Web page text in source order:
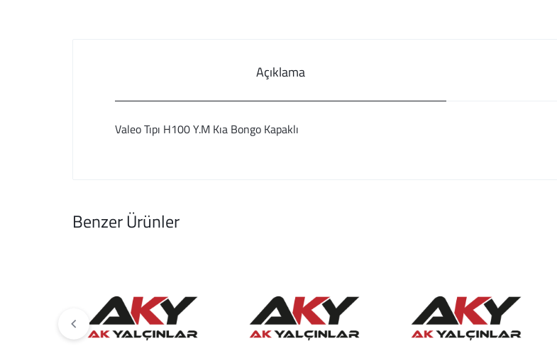
Açıklama
Valeo Tıpı H100 Y.M Kıa Bongo Kapaklı
Benzer Ürünler